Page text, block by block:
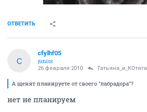
ОТВЕТИТЬ
C
cfylhf05
junior
26 февраля 2010 Татьяна_и_КОтята
А щенят планируете от своего "лабрадора"?
нет не планируем